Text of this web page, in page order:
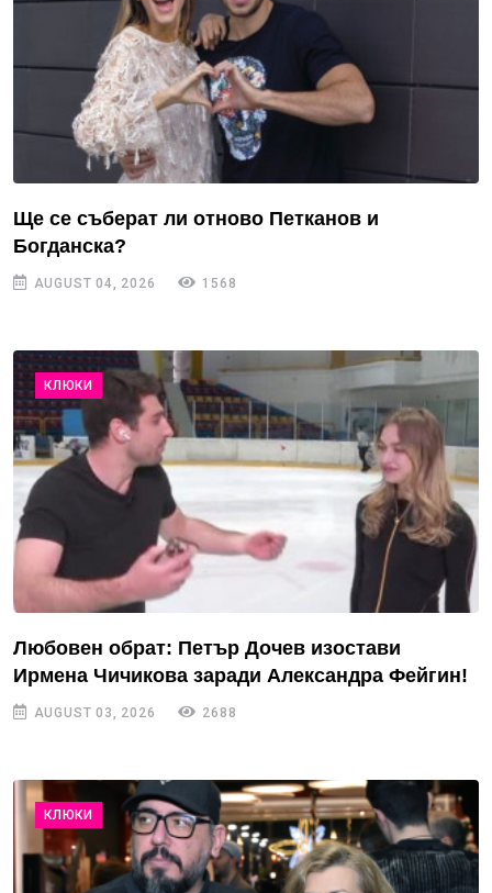
Ще се съберат ли отново Петканов и
Богданска?
AUGUST 04, 2026 1568
КЛЮКИ
Любовен обрат: Петър Дочев изостави
Ирмена Чичикова заради Александра Фейгин!
AUGUST 03, 2026 2688
КЛЮКИ